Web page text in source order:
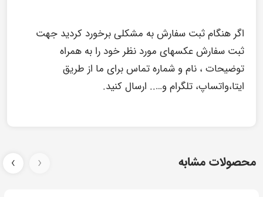
اگر هنگام ثبت سفارش به مشکلی برخورد کردید جهت
ثبت سفارش عکسهای مورد نظر خود را به همراه
توضیحات ، نام و شماره تماس برای ما از طریق
ایتا،واتساپ، تلگرام و….. ارسال کنید.
محصولات مشابه ‹
›